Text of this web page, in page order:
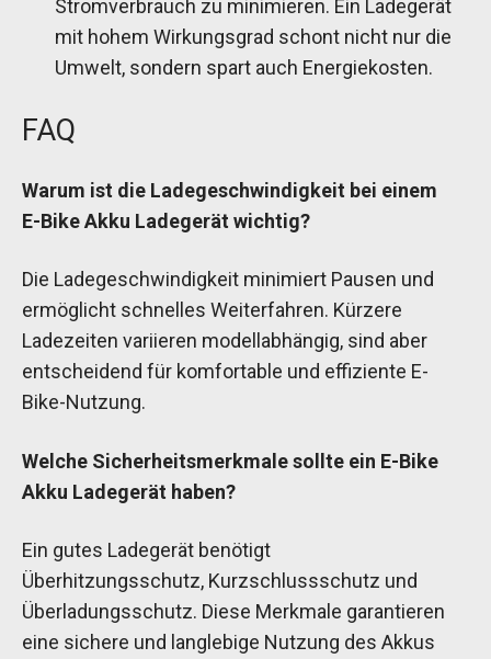
Stromverbrauch zu minimieren. Ein Ladegerät
mit hohem Wirkungsgrad schont nicht nur die
Umwelt, sondern spart auch Energiekosten.
FAQ
Warum ist die Ladegeschwindigkeit bei einem
E-Bike Akku Ladegerät wichtig?
Die Ladegeschwindigkeit minimiert Pausen und
ermöglicht schnelles Weiterfahren. Kürzere
Ladezeiten variieren modellabhängig, sind aber
entscheidend für komfortable und effiziente E-
Bike-Nutzung.
Welche Sicherheitsmerkmale sollte ein E-Bike
Akku Ladegerät haben?
Ein gutes Ladegerät benötigt
Überhitzungsschutz, Kurzschlussschutz und
Überladungsschutz. Diese Merkmale garantieren
eine sichere und langlebige Nutzung des Akkus